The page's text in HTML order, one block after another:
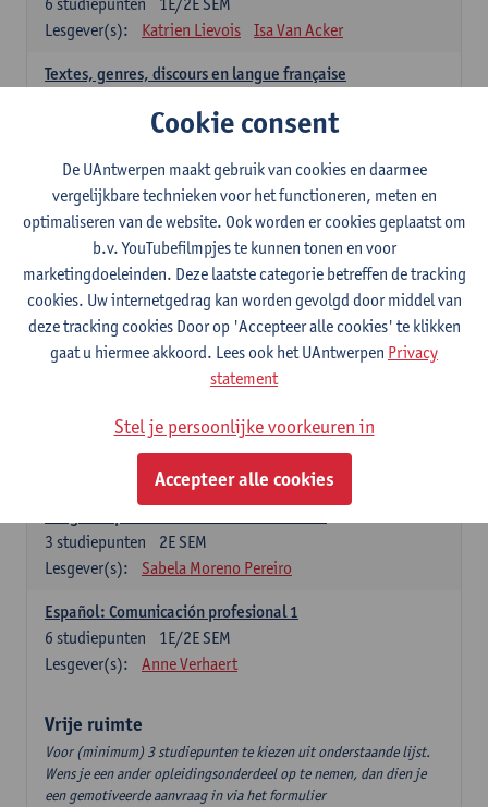
Lesgever(s):
Katrien Lievois Isa Van Acker
Textes, genres, discours en langue française
Kris Peeters
Spaans: verplichte opleidingsonderdelen
Gramática española 1
1E SEM
studiepunten
Lesgever(s):
Anne Verhaert
Gramática española 2
2E SEM
3studiepunten
Anne Verhaert
Lengua española: Destrezas básicas
Sabela Moreno Pereiro
2E SEM
3 studiepunten
Lesgever(s):
Sabela Moreno Pereiro
Español: Comunicación profesional 1
1E/2E SEM
6 studiepunten
Lesgever(s):
Anne Verhaert
Vrije ruimte
Voor (minimum) 3 studiepunten te kiezen uit onderstaande lijst.
Wens je een ander opleidingsonderdeel op te nemen, dan dien je
een gemotiveerde aanvraag in via het formulier
Cookie consent
De UAntwerpen maakt gebruik van cookies en daarmee
vergelijkbare technieken voor het functioneren, meten en
optimaliseren van de website. Ook worden er cookies geplaatst om
b.v. YouTubefilmpjes te kunnen tonen en voor
marketingdoeleinden. Deze laatste categorie betreffen de tracking
cookies. Uw internetgedrag kan worden gevolgd door middel van
deze tracking cookies Door op 'Accepteer alle cookies' te klikken
gaat u hiermee akkoord. Lees ook het UAntwerpen Privacy
statement
Stel je persoonlijke voorkeuren in
Accepteer alle cookies